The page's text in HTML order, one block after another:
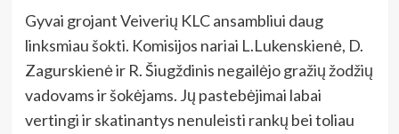
Gyvai grojant Veiverių KLC ansambliui daug
linksmiau šokti. Komisijos nariai L.Lukenskienė, D.
Zagurskienė ir R. Šiugždinis negailėjo gražių žodžių
vadovams ir šokėjams. Jų pastebėjimai labai
vertingi ir skatinantys nenuleisti rankų bei toliau